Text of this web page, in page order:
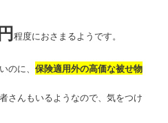
程度におさまるようです。
のに、保険適用外の高価な被せ物
さんもいるようなので、気をつけ